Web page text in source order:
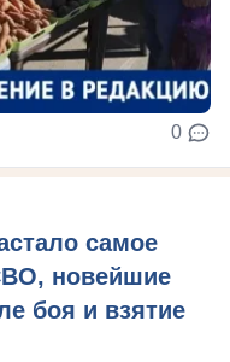
0
самое
новейшие
боя и взятие